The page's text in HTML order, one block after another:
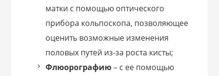
матки с помощью оптического
прибора кольпоскопа, позволяющее
оценить возможные изменения
половых путей из-за роста кисты;
Флюорографию– с ее помощью